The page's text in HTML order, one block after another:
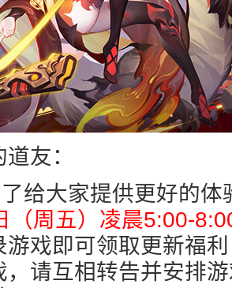
友：
大家提供更好的体
（周五）凌晨5:00-
游戏即可领取更新福
，请互相转告并安排